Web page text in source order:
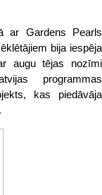
ar Gardens Pearls
bija iespēja
augu tējas nozīmi
programmas
kas piedāvāja